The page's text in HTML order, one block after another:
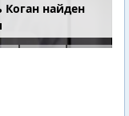
найден